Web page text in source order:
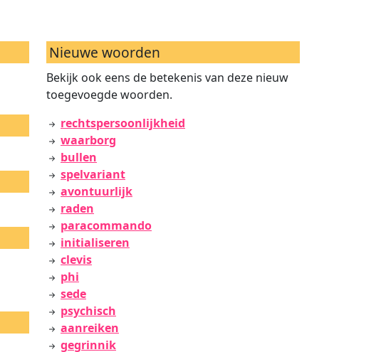
Nieuwe woorden
Bekijk ook eens de betekenis van deze nieuw
toegevoegde woorden.
rechtspersoonlijkheid
waarborg
bullen
spelvariant
avontuurlijk
raden
paracommando
initialiseren
clevis
phi
sede
psychisch
aanreiken
gegrinnik